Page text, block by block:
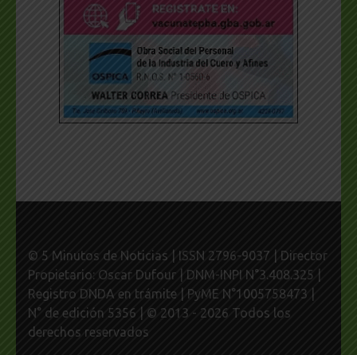
© 5 Minutos de Noticias | ISSN 2796-9037 | Director
Propietario: Oscar Dufour | DNM-INPI N°3.408.325 |
Registro DNDA en trámite | PyME N°1005758473 |
N° de edición 5356 | © 2013 - 2026 Todos los
derechos reservados